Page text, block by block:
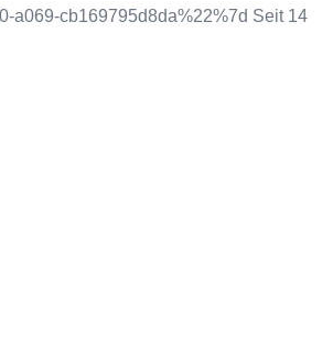
a069-cb169795d8da%22%7d Seit 14